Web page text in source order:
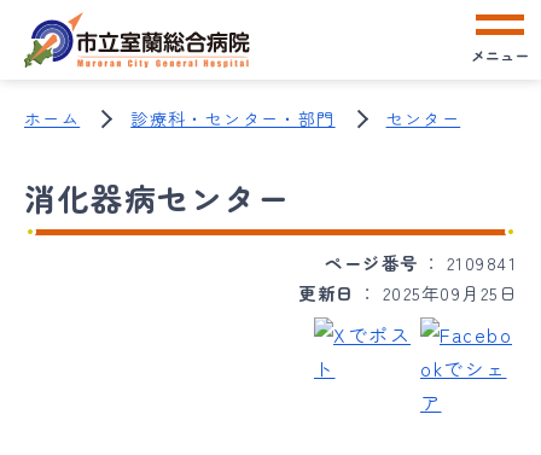
メニュー
ホーム 診療科・センター・部門 センター
消化器病センター
ページ番号
2109841
更新日
2025年09月25日